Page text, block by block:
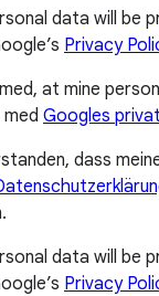
data will be
Privacy
at mine
Googles
dass
data will be
Privacy